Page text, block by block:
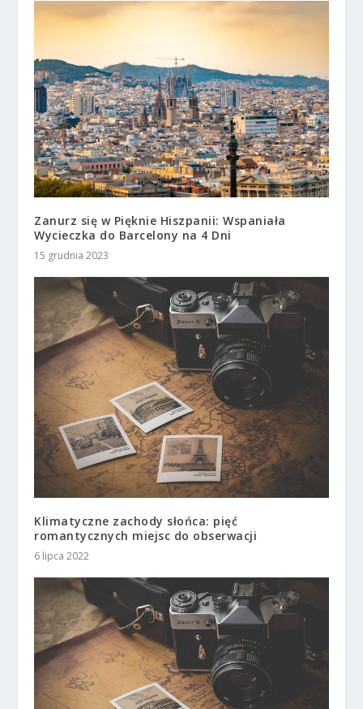
Zanurz się w Pięknie Hiszpanii: Wspaniała
Wycieczka do Barcelony na 4 Dni
15 grudnia 2023
Klimatyczne zachody słońca: pięć
romantycznych miejsc do obserwacji
6 lipca 2022